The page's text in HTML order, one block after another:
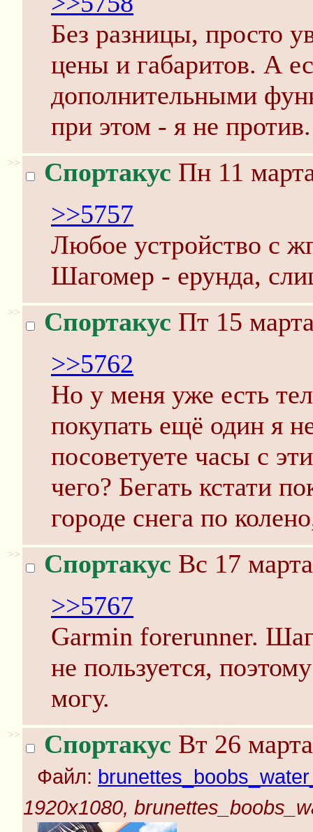
Без разницы, просто
цены и габаритов. А
дополнительными
при этом - я не против.
>> Спортакус Пн 11
>>5757
Любое устройство с
Шагомер - ерунда,
>> Спортакус Пт 15
>>5762
Но у меня уже есть
покупать ещё один я
посоветуете часы с
чего? Бегать кстати
городе снега по
>> Спортакус Вс 17
>>5767
Garmin forerunner.
не пользуется,
могу.
>> Спортакус Вт 26
Файл:
1920x1080,